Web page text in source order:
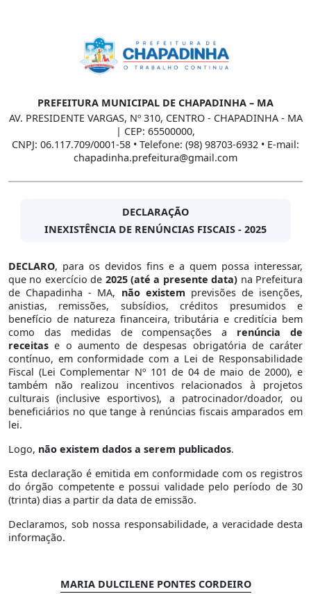
PREFEITURA MUNICIPAL DE CHAPADINHA – MA
AV. PRESIDENTE VARGAS, Nº 310, CENTRO - CHAPADINHA - MA
| CEP: 65500000,
CNPJ: 06.117.709/0001-58 • Telefone: (98) 98703-6932 • E-mail:
chapadinha.prefeitura@gmail.com
DECLARAÇÃO
INEXISTÊNCIA DE RENÚNCIAS FISCAIS - 2025
DECLARO, para os devidos fins e a quem possa interessar,
que no exercício de 2025 (até a presente data) na Prefeitura
de Chapadinha - MA, não existem previsões de isenções,
anistias, remissões, subsídios, créditos presumidos e
benefício de natureza financeira, tributária e creditícia bem
como das medidas de compensações a renúncia de
receitas e o aumento de despesas obrigatória de caráter
contínuo, em conformidade com a Lei de Responsabilidade
Fiscal (Lei Complementar Nº 101 de 04 de maio de 2000), e
também não realizou incentivos relacionados à projetos
culturais (inclusive esportivos), a patrocinador/doador, ou
beneficiários no que tange à renúncias fiscais amparados em
lei.
Logo, não existem dados a serem publicados.
Esta declaração é emitida em conformidade com os registros
do órgão competente e possui validade pelo período de 30
(trinta) dias a partir da data de emissão.
Declaramos, sob nossa responsabilidade, a veracidade desta
informação.
MARIA DULCILENE PONTES CORDEIRO